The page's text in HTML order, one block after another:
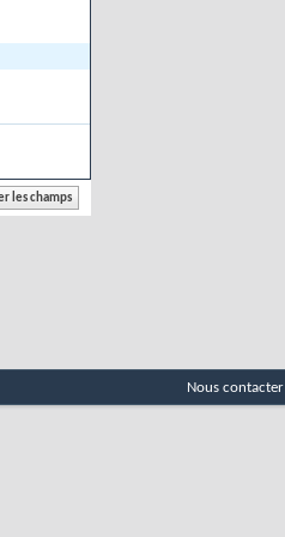
Nous contacter